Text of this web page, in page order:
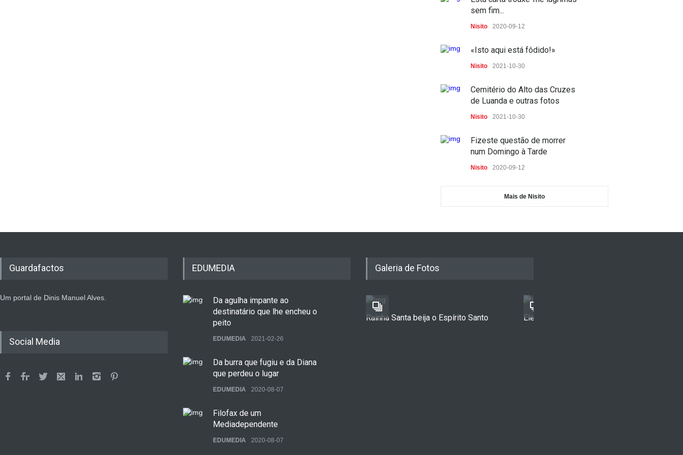
no acto de comunicar
sem fim...
Nisito 2020-09-12
«Isto aqui está fôdido!»
Nisito 2021-10-30
Cemitério do Alto das Cruzes
de Luanda e outras fotos
Nisito 2021-10-30
Fizeste questão de morrer
num Domingo à Tarde
Nisito 2020-09-12
Mais de Nisito
Guardafactos
Um portal de Dinis Manuel Alves.
Social Media
EDUMEDIA
Da agulha impante ao
destinatário que lhe encheu o
peito
EDUMEDIA 2021-02-26
Da burra que fugiu e da Diana
que perdeu o lugar
EDUMEDIA 2020-08-07
Filofax de um
Mediadependente
EDUMEDIA 2020-08-07
Galeria de Fotos
Rainha Santa beija o Espírito Santo Ele tinha um sonho...